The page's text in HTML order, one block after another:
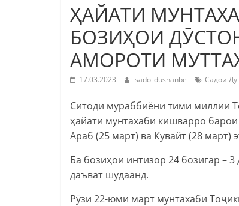
ҲАЙАТИ
БОЗИҲОИ
АМОРОТИ
17.03.2023 sado_dushanbe Садои
Ситоди мураббиёни тими миллии
ҳайати мунтахаби кишварро
Араб (25 март) ва Кувайт (28 март)
Ба бозиҳои интизор 24 бозигар –
даъват шудаанд.
Рӯзи 22-юми март мунтахаби